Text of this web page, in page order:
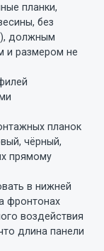
планки,
без
должным
и размером не
планок
чёрный,
прямому
в нижней
фронтонах
воздействия
длина панели